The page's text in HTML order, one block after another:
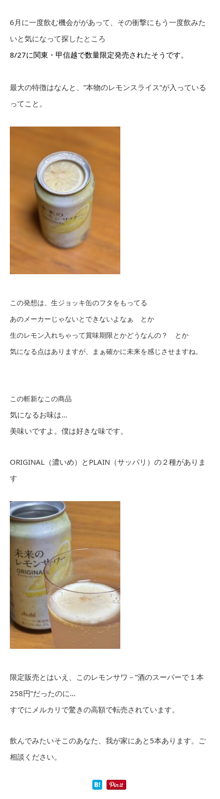
6月に一度飲む機会ががあって、その衝撃にもう一度飲みた
いと気になって探したところ
8/27に関東・甲信越で数量限定発売されたそうです。
最大の特徴はなんと、”本物のレモンスライス”が入っている
ってこと。
この発想は、生ジョッキ缶のフタをもってる
あのメーカーじゃないとできないよなぁ とか
生のレモン入れちゃって賞味期限とかどうなんの？ とか
気になる点はありますが、
まぁ確かに未来を感じさせますね。
この斬新なこの商品
気になるお味は…
美味いですよ。僕は好きな味です。
ORIGINAL（濃いめ）とPLAIN（サッパリ）の２種がありま
す
限定販売とはいえ、このレモンサワ－”酒のスーパーで１本
258円”だったのに…
すでにメルカリで驚きの高額で転売されています。
飲んでみたいそこのあなた、我が家にあと5本あります。ご
相談ください。